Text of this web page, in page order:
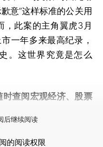
意”这样标准的公关用
，此案的主角翼虎3月
一年多来最高纪录，
。这世界究竟是怎么
时查阅宏观经济、股票
后继续阅读
的阅读权限